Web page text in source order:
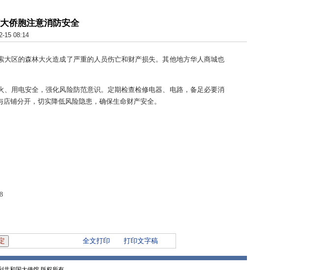
侨胞注意消防安全
15 08:14
区的森林大火造成了严重的人员伤亡和财产损失。其他地方华人商城也
用电安全，强化风险防范意识。定期检查检修电器、电路，备足必要消
铺分开，切实降低风险隐患，确保生命财产安全。
全文打印 打印文字稿